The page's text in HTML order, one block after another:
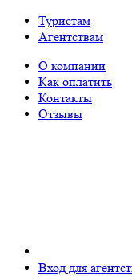
Туристам
Агентствам
О компании
Как оплатить
Контакты
Отзывы
Вход для